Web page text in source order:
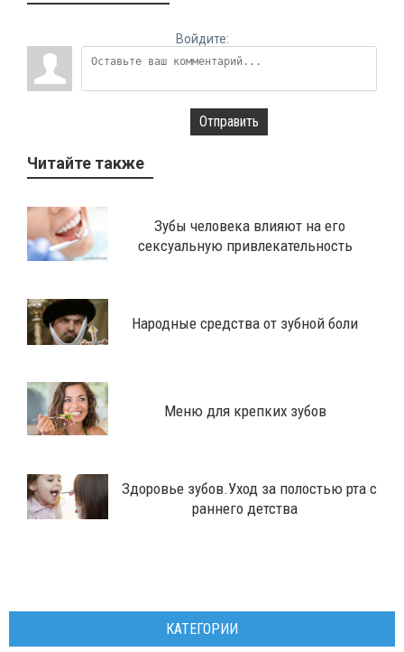
Войдите:
Отправить
Читайте также
​Зубы человека влияют на его
сексуальную привлекательность
Народные средства от зубной боли
Меню для крепких зубов
Здоровье зубов.Уход за полостью рта с
раннего детства
КАТЕГОРИИ